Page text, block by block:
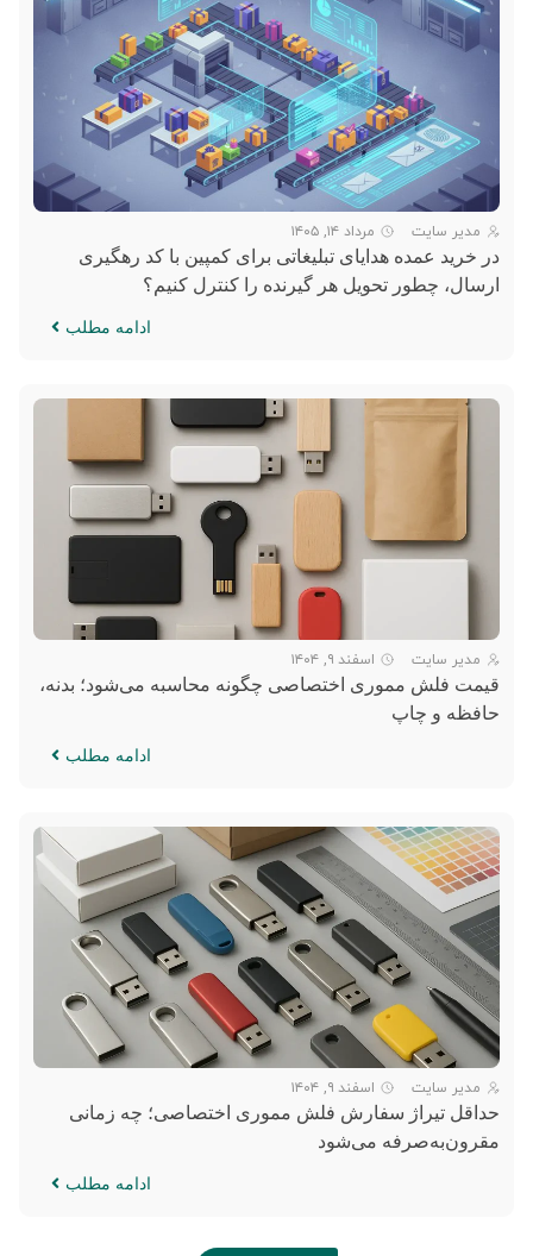
مدیر سایت مرداد ۱۴, ۱۴۰۵
در خرید عمده هدایای تبلیغاتی برای کمپین با کد رهگیری
ارسال، چطور تحویل هر گیرنده را کنترل کنیم؟
ادامه مطلب
مدیر سایت اسفند ۹, ۱۴۰۴
قیمت فلش مموری اختصاصی چگونه محاسبه می‌شود؛ بدنه،
حافظه و چاپ
ادامه مطلب
مدیر سایت اسفند ۹, ۱۴۰۴
حداقل تیراژ سفارش فلش مموری اختصاصی؛ چه زمانی
مقرون‌به‌صرفه می‌شود
ادامه مطلب